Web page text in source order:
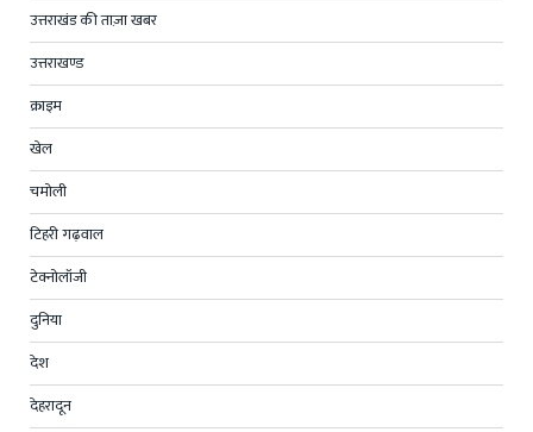
उत्तराखंड की ताज़ा खबर
उत्तराखण्ड
क्राइम
खेल
चमोली
टिहरी गढ़वाल
टेक्नोलॉजी
दुनिया
देश
देहरादून